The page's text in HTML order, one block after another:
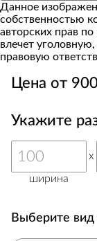
Данное
собственностью
авторских прав
влечет
правовую
Цена от
Укажите
ширина
x
Выберите вид